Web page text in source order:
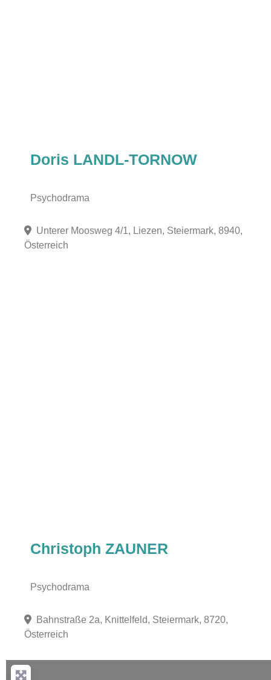
Doris LANDL-TORNOW
Psychodrama
Unterer Moosweg 4/1, Liezen, Steiermark, 8940,
Österreich
Christoph ZAUNER
Psychodrama
Bahnstraße 2a, Knittelfeld, Steiermark, 8720,
Österreich